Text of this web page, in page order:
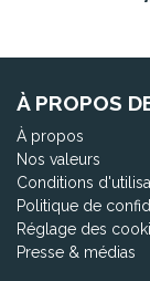
À PROPOS
À propos
Nos valeurs
Conditions
Politique de
Réglage des
Presse & médias